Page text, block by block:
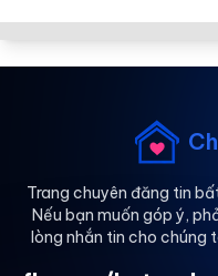
Trang chuyên đăng tin
Nếu bạn muốn góp ý,
lòng nhắn tin cho chúng